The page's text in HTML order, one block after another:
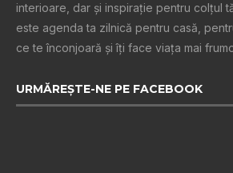
interioare, dar și inspiraţie pentru colţul
este agenda ta zilnică pentru casă,
ce te înconjoară şi îţi face viaţa mai
URMĂREȘTE-NE PE FACEBOOK